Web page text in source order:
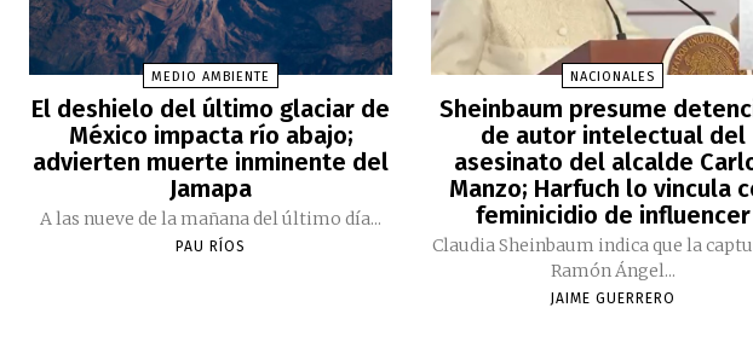
MEDIO AMBIENTE
El deshielo del último glaciar de
México impacta río abajo;
advierten muerte inminente del
Jamapa
A las nueve de la mañana del último día...
PAU RÍOS
NACIONALES
Sheinbaum presume
de autor intelectual del
asesinato del alcalde
Manzo; Harfuch lo vincula
feminicidio de influencer
Claudia Sheinbaum indica que la
Ramón Ángel...
JAIME GUERRERO